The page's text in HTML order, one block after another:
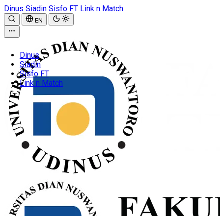
Dinus Siadin Sisfo FT Link n Match
EN
Dinus
Siadin
Sisfo FT
Link n Match